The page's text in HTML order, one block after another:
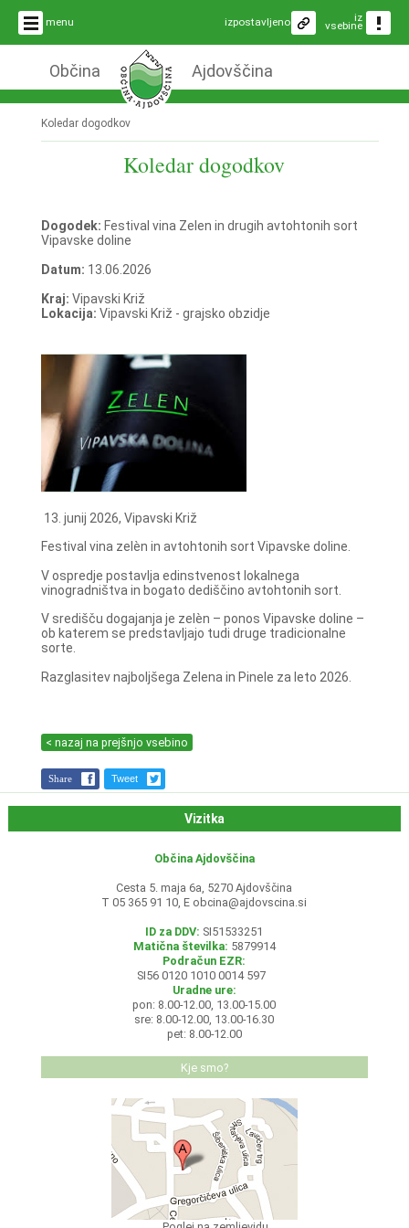
menu iz
vsebine
izpostavljeno
Občina Ajdovščina
Koledar dogodkov
Koledar dogodkov
Dogodek: Festival vina Zelen in drugih avtohtonih sort
Vipavske doline
Datum: 13.06.2026
Kraj: Vipavski Križ
Lokacija: Vipavski Križ - grajsko obzidje
13. junij 2026, Vipavski Križ
Festival vina zelèn in avtohtonih sort Vipavske doline.
V ospredje postavlja edinstvenost lokalnega
vinogradništva in bogato dediščino avtohtonih sort.
V središču dogajanja je zelèn – ponos Vipavske doline –
ob katerem se predstavljajo tudi druge tradicionalne
sorte.
Razglasitev najboljšega Zelena in Pinele za leto 2026.
< nazaj na prejšnjo vsebino
Share Tweet
Vizitka
Občina Ajdovščina
Cesta 5. maja 6a, 5270 Ajdovščina
T 05 365 91 10, E obcina@ajdovscina.si
ID za DDV: SI51533251
Matična številka: 5879914
Podračun EZR:
SI56 0120 1010 0014 597
Uradne ure:
pon: 8.00-12.00, 13.00-15.00
sre: 8.00-12.00, 13.00-16.30
pet: 8.00-12.00
Kje smo?